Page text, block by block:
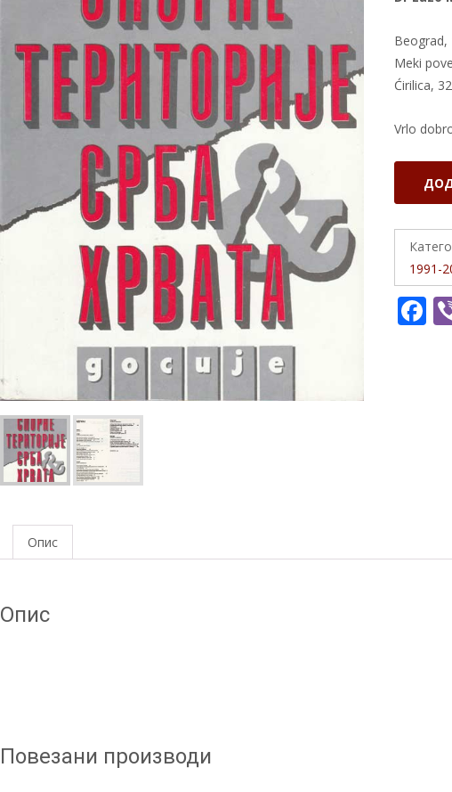
Beograd,
Meki
Ćirilica,
Vrlo
teritorije
Hrvata
количина
1991-
F
Опис
Опис
Повезани производи